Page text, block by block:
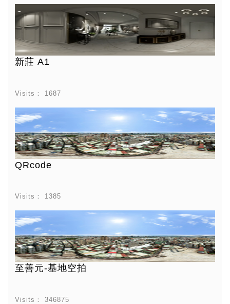
新莊 A1
Visits： 1687
QRcode
Visits： 1385
至善元-基地空拍
Visits：346875